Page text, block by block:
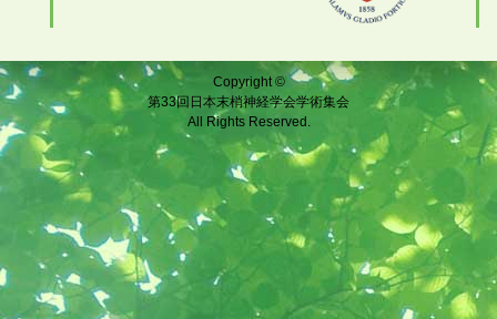
2022/05/
2022/04/
2022/02/
2022/02/
Copyright ©
第33回日本末梢神経学会学術集会
All Rights Reserved.